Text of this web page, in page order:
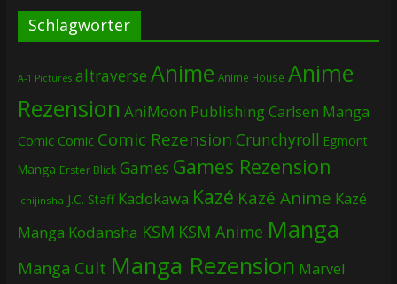
Schlagwörter
A-1 Pictures altraverse Anime Anime House Anime
Rezension AniMoon PublishingCarlsen Manga
Comic Comic Comic Rezension Crunchyroll Egmont
Manga Erster Blick Games Games Rezension
Ichijinsha J.C. Staff Kadokawa Kazé Kazé Anime Kazé
Manga Kodansha KSM KSM Anime Manga
Manga Cult Manga Rezension Marvel